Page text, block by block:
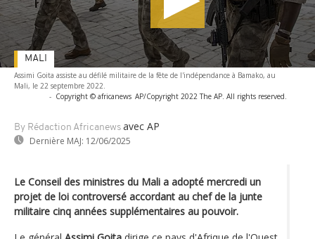
Assimi Goita assiste au défilé militaire de la fête de l'indépendance à Bamako, au
Mali, le 22 septembre 2022.
- Copyright © africanews AP/Copyright 2022 The AP. All rights reserved.
By Rédaction Africanews avec AP
Dernière MAJ: 12/06/2025
MALI
Le Conseil des ministres du Mali a adopté mercredi un
projet de loi controversé accordant au chef de la junte
militaire cinq années supplémentaires au pouvoir.